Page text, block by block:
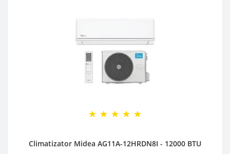
Climatizator Midea AG11A-12HRDN8I - 12000 BTU